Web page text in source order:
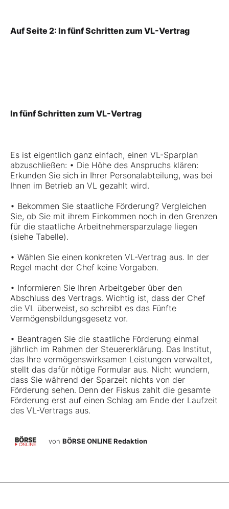
Auf Seite 2: In fünf Schritten zum VL-Vertrag
In fünf Schritten zum VL-Vertrag
Es ist eigentlich ganz einfach, einen VL-Sparplan
abzuschließen: • Die Höhe des Anspruchs klären:
Erkunden Sie sich in Ihrer Personalabteilung, was bei
Ihnen im Betrieb an VL gezahlt wird.
• Bekommen Sie staatliche Förderung? Vergleichen
Sie, ob Sie mit ihrem Einkommen noch in den Grenzen
für die staatliche Arbeitnehmersparzulage liegen
(siehe Tabelle).
• Wählen Sie einen konkreten VL-Vertrag aus. In der
Regel macht der Chef keine Vorgaben.
• Informieren Sie Ihren Arbeitgeber über den
Abschluss des Vertrags. Wichtig ist, dass der Chef
die VL überweist, so schreibt es das Fünfte
Vermögensbildungsgesetz vor.
• Beantragen Sie die staatliche Förderung einmal
jährlich im Rahmen der Steuererklärung. Das Institut,
das Ihre vermögenswirksamen Leistungen verwaltet,
stellt das dafür nötige Formular aus. Nicht wundern,
dass Sie während der Sparzeit nichts von der
Förderung sehen. Denn der Fiskus zahlt die gesamte
Förderung erst auf einen Schlag am Ende der Laufzeit
des VL-Vertrags aus.
von BÖRSE ONLINE Redaktion